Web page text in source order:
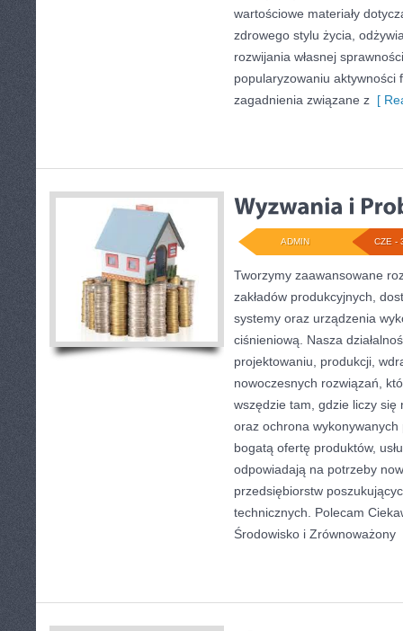
wartościowe materiały
zdrowego stylu życia,
rozwijania własnej
popularyzowaniu aktywności
zagadnienia związane z [
CZE -
ADMIN
Tworzymy zaawansowane
zakładów produkcyjnych,
systemy oraz urządzenia
ciśnieniową. Nasza
projektowaniu, produkcji,
nowoczesnych rozwiązań,
wszędzie tam, gdzie liczy się
oraz ochrona
bogatą ofertę produktów,
odpowiadają na potrzeby
przedsiębiorstw
technicznych. Polecam
Środowisko i Zrównoważony